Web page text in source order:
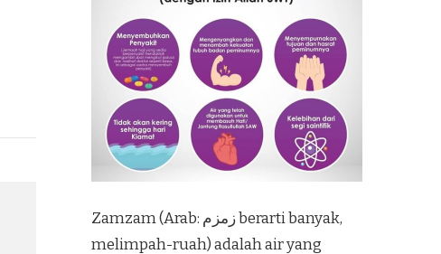
Zamzam (Arab: زمزم‎ berarti banyak,
melimpah-ruah) adalah air yang